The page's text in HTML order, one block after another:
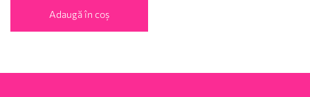
Adaugă în coș